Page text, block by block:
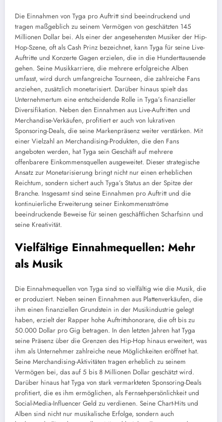
Die Einnahmen von Tyga pro Auftritt sind beeindruckend und
tragen maßgeblich zu seinem Vermögen von geschätzten 145
Millionen Dollar bei. Als einer der angesehensten Musiker der Hip-
Hop-Szene, oft als Cash Prinz bezeichnet, kann Tyga für seine Live-
Auftritte und Konzerte Gagen erzielen, die in die Hunderttausende
gehen. Seine Musikkarriere, die mehrere erfolgreiche Alben
umfasst, wird durch umfangreiche Tourneen, die zahlreiche Fans
anziehen, zusätzlich monetarisiert. Darüber hinaus spielt das
Unternehmertum eine entscheidende Rolle in Tyga’s finanzieller
Diversifikation. Neben den Einnahmen aus Live-Auftritten und
Merchandise-Verkäufen, profitiert er auch von lukrativen
Sponsoring-Deals, die seine Markenpräsenz weiter verstärken. Mit
einer Vielzahl an Merchandising-Produkten, die den Fans
angeboten werden, hat Tyga sein Geschäft auf mehrere
offenbarere Einkommensquellen ausgeweitet. Dieser strategische
Ansatz zur Monetarisierung bringt nicht nur einen erheblichen
Reichtum, sondern sichert auch Tyga’s Status an der Spitze der
Branche. Insgesamt sind seine Einnahmen pro Auftritt und die
kontinuierliche Erweiterung seiner Einkommensströme
beeindruckende Beweise für seinen geschäftlichen Scharfsinn und
seine Kreativität.
Vielfältige Einnahmequellen: Mehr
als Musik
Die Einnahmequellen von Tyga sind so vielfältig wie die Musik, die
er produziert. Neben seinen Einnahmen aus Plattenverkäufen, die
ihm einen finanziellen Grundstein in der Musikindustrie gelegt
haben, erzielt der Rapper hohe Auftrittshonorare, die oft bis zu
50.000 Dollar pro Gig betragen. In den letzten Jahren hat Tyga
seine Präsenz über die Grenzen des Hip-Hop hinaus erweitert, was
ihm als Unternehmer zahlreiche neue Möglichkeiten eröffnet hat.
Seine Merchandising-Aktivitäten tragen erheblich zu seinem
Vermögen bei, das auf 5 bis 8 Millionen Dollar geschätzt wird.
Darüber hinaus hat Tyga von stark vermarkteten Sponsoring-Deals
profitiert, die es ihm ermöglichen, als Fernsehpersönlichkeit und
Social-Media-Influencer Geld zu verdienen. Seine Chart-Hits und
Alben sind nicht nur musikalische Erfolge, sondern auch